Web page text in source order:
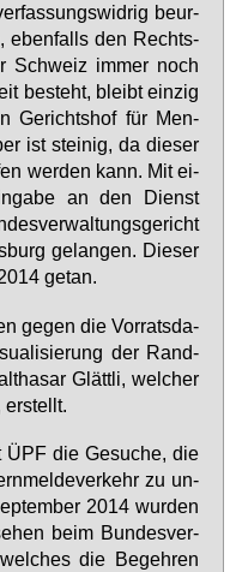
be­ur­
eben­falls den Rechts­
Schweiz im­mer noch
be­steht, bleibt ein­zig
Ge­richts­hof für Men­
ist stei­nig, da die­ser
wer­den kann. Mit ei­
an den Dienst
ge­lan­gen. Die­ser
ge­tan.
ge­gen die Vor­rats­da­
der Rand­
Glätt­li, wel­cher
die Ge­su­che, die
zu un­
2014 wur­den
beim Bun­des­ver­
die Be­geh­ren